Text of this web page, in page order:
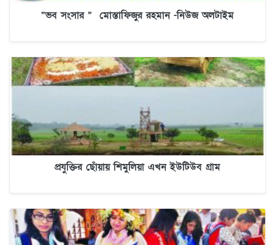
“ভব সংসার ” মোস্তাফিজুর রহমান -নিউজ অলটাইম
প্রযুক্তির ছোঁয়ায় শিমুলিয়া এখন ইউটিউব গ্রাম